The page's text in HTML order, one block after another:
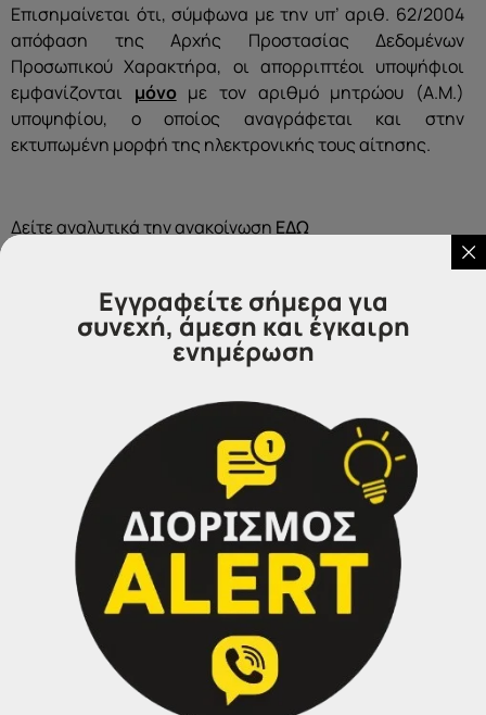
Επισημαίνεται ότι, σύμφωνα με την υπ’ αριθ. 62/2004
απόφαση της Αρχής Προστασίας Δεδομένων
Προσωπικού Χαρακτήρα, οι απορριπτέοι υποψήφιοι
εμφανίζονται μόνομε τον αριθμό μητρώου (Α.Μ.)
υποψηφίου, ο οποίος αναγράφεται και στην
εκτυπωμένη μορφή της ηλεκτρονικής τους αίτησης.
Δείτε αναλυτικά την ανακοίνωση ΕΔΩ
Επικοινωνήστε μαζί μας
Γραφεία Εξυπηρέτησης Πολιτών.
Θα χαρούμε να σας εξυπηρετήσουμε:
Τηλέφωνα επικοινωνίας
Σέρρες:
23213 02583
Αθήνα:210 3000319
Θεσσαλονίκη:
2314 314202
Εγγραφείτε σήμερα για
συνεχή, άμεση και έγκαιρη
ενημέρωση